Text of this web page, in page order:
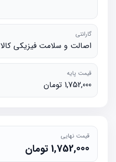
گارانتی
اصالت و سلامت فیزیکی کالا
قیمت پایه
1,752,000 تومان
قیمت نهایی
1,752,000تومان